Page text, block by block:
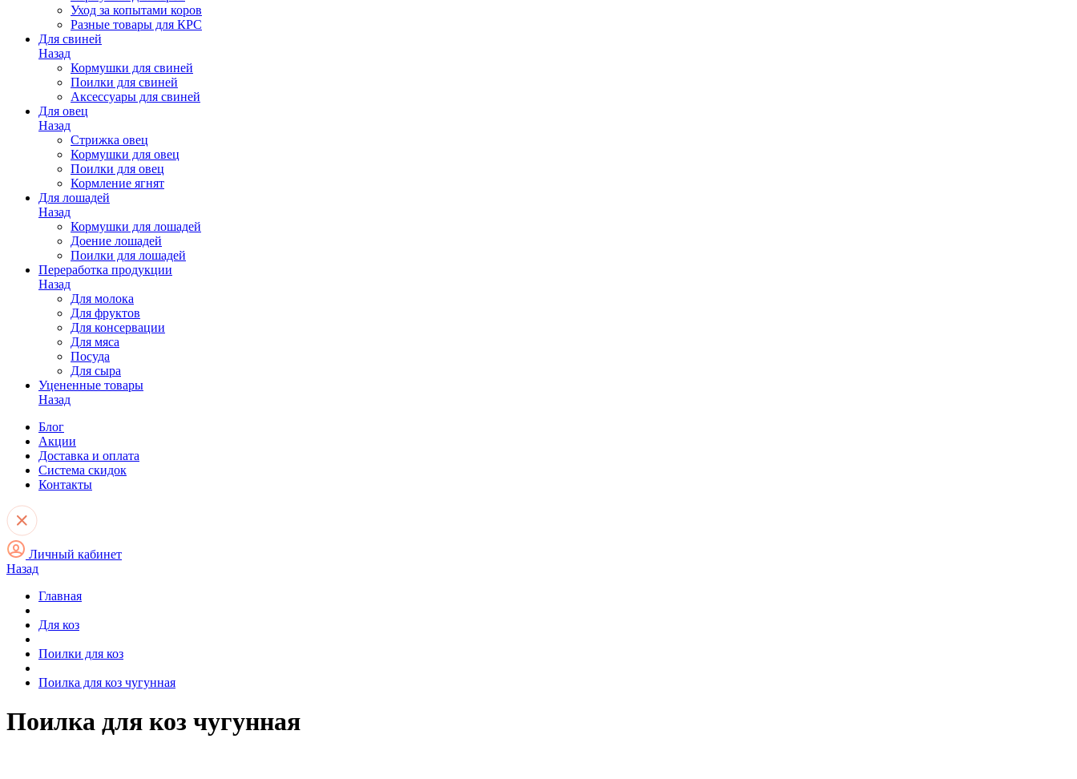
Уход за копытами коров
Разные товары для КРС
Для свиней
Назад
Кормушки для свиней
Поилки для свиней
Аксессуары для свиней
Для овец
Назад
Стрижка овец
Кормушки для овец
Поилки для овец
Кормление ягнят
Для лошадей
Назад
Кормушки для лошадей
Доение лошадей
Поилки для лошадей
Переработка продукции
Назад
Для молока
Для фруктов
Для консервации
Для мяса
Посуда
Для сыра
Уцененные товары
Назад
Блог
Акции
Доставка и оплата
Система скидок
Контакты
Личный кабинет
Назад
Главная
Для коз
Поилки для коз
Поилка для коз чугунная
Поилка для коз чугунная